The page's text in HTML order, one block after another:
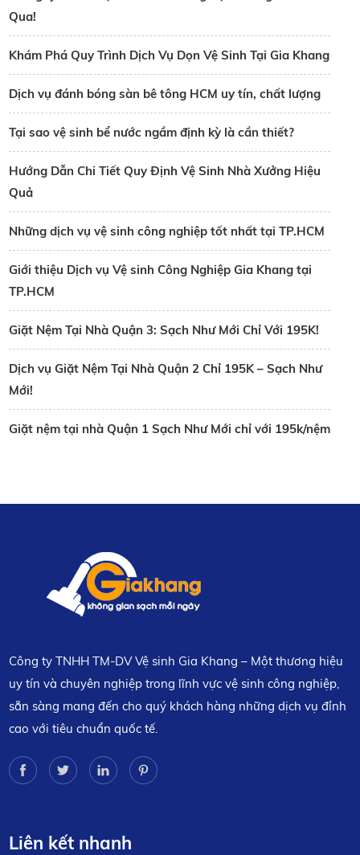
Qua!
Khám Phá Quy Trình Dịch Vụ Dọn Vệ Sinh Tại Gia Khang
Dịch vụ đánh bóng sàn bê tông HCM uy tín, chất lượng
Tại sao vệ sinh bể nước ngầm định kỳ là cần thiết?
Hướng Dẫn Chi Tiết Quy Định Vệ Sinh Nhà Xưởng Hiệu
Quả
Những dịch vụ vệ sinh công nghiệp tốt nhất tại TP.HCM
Giới thiệu Dịch vụ Vệ sinh Công Nghiệp Gia Khang tại
TP.HCM
Giặt Nệm Tại Nhà Quận 3: Sạch Như Mới Chỉ Với 195K!
Dịch vụ Giặt Nệm Tại Nhà Quận 2 Chỉ 195K – Sạch Như
Mới!
Giặt nệm tại nhà Quận 1 Sạch Như Mới chỉ với 195k/nệm
Công ty TNHH TM-DV Vệ sinh Gia Khang – Một thương hiệu
uy tín và chuyên nghiệp trong lĩnh vực vệ sinh công nghiệp,
sẵn sàng mang đến cho quý khách hàng những dịch vụ đỉnh
cao với tiêu chuẩn quốc tế.
Liên kết nhanh